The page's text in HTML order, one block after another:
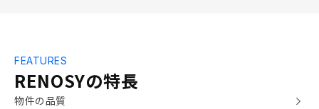
RENOSYの特長
FEATURES
物件の品質